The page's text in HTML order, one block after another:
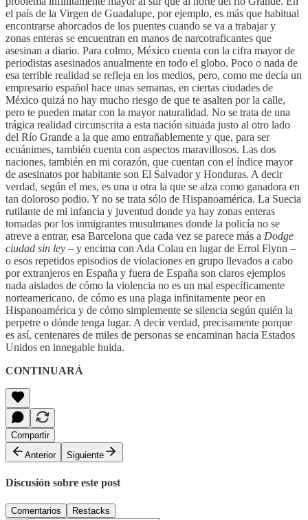
el país de la Virgen de Guadalupe, por ejemplo, es más que habitual
encontrarse ahorcados de los puentes cuando se va a trabajar y
zonas enteras se encuentran en manos de narcotraficantes que
asesinan a diario. Para colmo, México cuenta con la cifra mayor de
periodistas asesinados anualmente en todo el globo. Poco o nada de
esa terrible realidad se refleja en los medios, pero, como me decía un
empresario español hace unas semanas, en ciertas ciudades de
México quizá no hay mucho riesgo de que te asalten por la calle,
pero te pueden matar con la mayor naturalidad. No se trata de una
trágica realidad circunscrita a esta nación situada justo al otro lado
del Río Grande a la que amo entrañablemente y que, para ser
ecuánimes, también cuenta con aspectos maravillosos. Las dos
naciones, también en mi corazón, que cuentan con el índice mayor
de asesinatos por habitante son El Salvador y Honduras. A decir
verdad, según el mes, es una u otra la que se alza como ganadora en
tan doloroso podio. Y no se trata sólo de Hispanoamérica. La Suecia
rutilante de mi infancia y juventud donde ya hay zonas enteras
tomadas por los inmigrantes musulmanes donde la policía no se
atreve a entrar, esa Barcelona que cada vez se parece más a Dodge
ciudad sin ley – y encima con Ada Colau en lugar de Errol Flynn –
o esos repetidos episodios de violaciones en grupo llevados a cabo
por extranjeros en España y fuera de España son claros ejemplos
nada aislados de cómo la violencia no es un mal específicamente
norteamericano, de cómo es una plaga infinitamente peor en
Hispanoamérica y de cómo simplemente se silencia según quién la
perpetre o dónde tenga lugar. A decir verdad, precisamente porque
es así, centenares de miles de personas se encaminan hacia Estados
Unidos en innegable huida.
CONTINUARÁ
Compartir
Anterior
Siguiente
Discusión sobre este post
Comentarios Restacks